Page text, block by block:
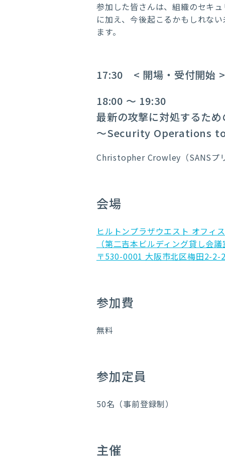
参加した皆さんは、組織のセキ
に加え、今後起こるかもしれな
ます。
17:30 < 開場・受付開始 >
18:00 ～ 19:30
最新の攻撃に対処するた
～Security Operations
Christopher Crowley（SANSプ
会場
ヒルトンプラザウエスト オフィ
（第二吉本ビルディング貸し会
〒530-0001 大阪市北区梅田2-2-
参加費
無料
参加定員
50名（事前登録制）
主催